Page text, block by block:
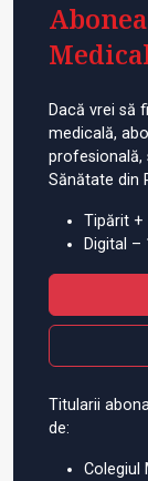
Dacă vrei să
medicală,
profesională,
Sănătate din
Tipărit +
Digital –
Titularii
de:
Colegiul